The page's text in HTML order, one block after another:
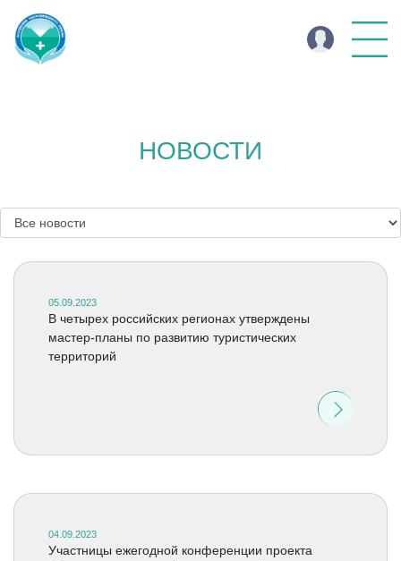
НОВОСТИ
05.09.2023
В четырех российских регионах утверждены
мастер-планы по развитию туристических
территорий
04.09.2023
Участницы ежегодной конференции проекта